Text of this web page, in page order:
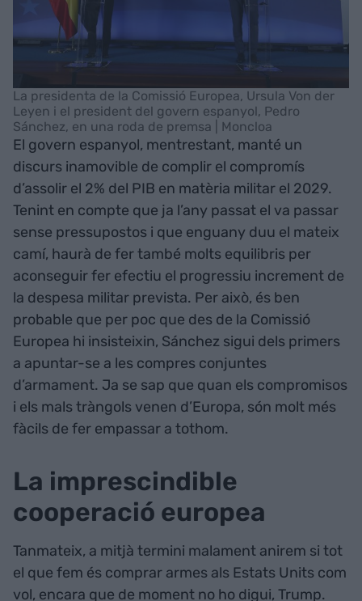
La presidenta de la Comissió Europea, Ursula Von der
Leyen i el president del govern espanyol, Pedro
Sánchez, en una roda de premsa | Moncloa
El govern espanyol, mentrestant, manté un
discurs inamovible de complir el compromís
d’assolir el 2% del PIB en matèria militar el 2029.
Tenint en compte que ja l’any passat el va passar
sense pressupostos i que enguany duu el mateix
camí, haurà de fer també molts equilibris per
aconseguir fer efectiu el progressiu increment de
la despesa militar prevista. Per això, és ben
probable que per poc que des de la Comissió
Europea hi insisteixin, Sánchez sigui dels primers
a apuntar-se a les compres conjuntes
d’armament. Ja se sap que quan els compromisos
i els mals tràngols venen d’Europa, són molt més
fàcils de fer empassar a tothom.
La imprescindible
cooperació europea
Tanmateix, a mitjà termini malament anirem si tot
el que fem és comprar armes als Estats Units com
vol, encara que de moment no ho digui, Trump.